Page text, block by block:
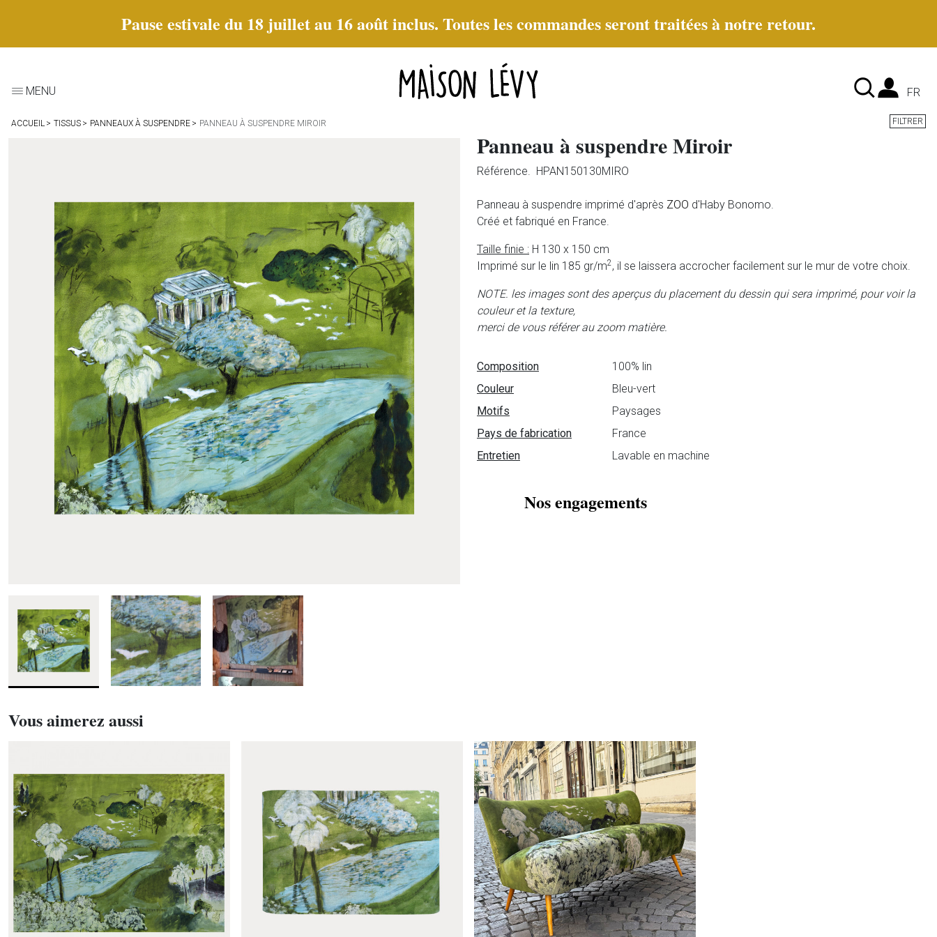
Pause estivale du 18 juillet au 16 août inclus. Toutes les commandes seront traitées à notre retour.
MENU FR
ACCUEIL TISSUS PANNEAUX À SUSPENDRE PANNEAU À SUSPENDRE MIROIR FILTRER
Panneau à suspendre Miroir
Référence. HPAN150130MIRO
Panneau à suspendre imprimé d'après ZOO d'Haby Bonomo.
Créé et fabriqué en France.
Taille finie : H 130 x 150 cm
Imprimé sur le lin 185 gr/m2, il se laissera accrocher facilement sur le mur de votre choix.
NOTE. les images sont des aperçus du placement du dessin qui sera imprimé, pour voir la
couleur et la texture,
merci de vous référer au zoom matière.
Fiche technique
Composition
100% lin
Couleur
Bleu-vert
Motifs
Paysages
Pays de fabrication
France
Entretien
Lavable en machine
Nos engagements
Vous aimerez aussi